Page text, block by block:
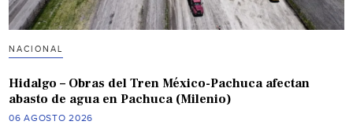
NACIONAL
Hidalgo – Obras del Tren México-Pachuca afectan
abasto de agua en Pachuca (Milenio)
06 AGOSTO 2026